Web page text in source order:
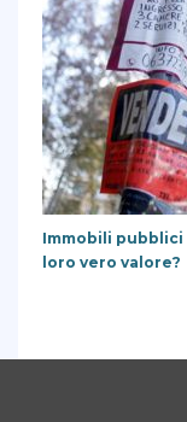
Immobili pubblici
loro vero valore?